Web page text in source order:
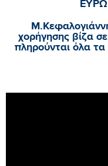
χορήγησης βίζα
πληρούνται όλα τα